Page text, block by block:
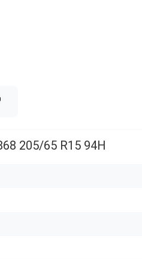
205/65 R15 94H